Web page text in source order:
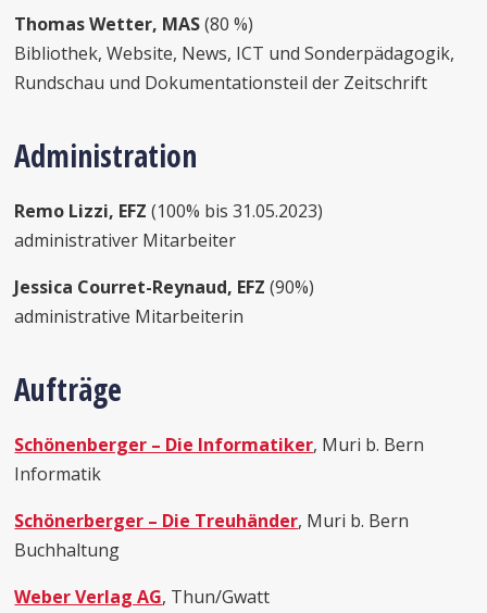
Thomas Wetter, MAS(80 %)
Bibliothek, Website, News, ICT und Sonderpädagogik,
Rundschau und Dokumentationsteil der Zeitschrift
Administration
Remo Lizzi, EFZ (100% bis 31.05.2023)
administrativer Mitarbeiter
Jessica Courret-Reynaud, EFZ (90%)
administrative Mitarbeiterin
Aufträge
Schönenberger – Die Informatiker, Muri b. Bern
Informatik
Schönerberger – Die Treuhänder, Muri b. Bern
Buchhaltung
Weber Verlag AG, Thun/Gwatt